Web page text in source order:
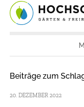
Beiträge zum
20. DEZEMBER 2022